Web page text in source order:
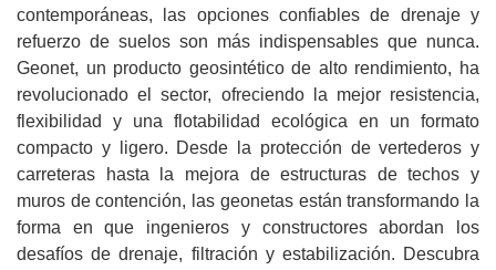
contemporáneas, las opciones confiables de drenaje y
refuerzo de suelos son más indispensables que nunca.
Geonet, un producto geosintético de alto rendimiento, ha
revolucionado el sector, ofreciendo la mejor resistencia,
flexibilidad y una flotabilidad ecológica en un formato
compacto y ligero. Desde la protección de vertederos y
carreteras hasta la mejora de estructuras de techos y
muros de contención, las geonetas están transformando la
forma en que ingenieros y constructores abordan los
desafíos de drenaje, filtración y estabilización. Descubra